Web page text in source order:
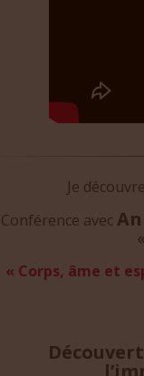
Je
Conférence avec
«
« Corps, âme et